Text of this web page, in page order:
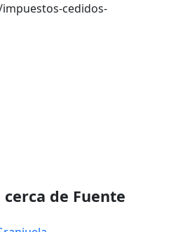
cedidos-
de Fuente